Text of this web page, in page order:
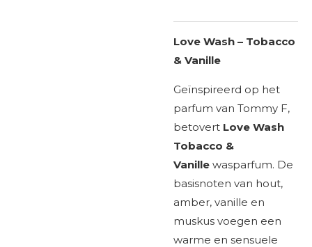
Love Wash – Tobacco
& Vanille
Geïnspireerd op het
parfum van Tommy F,
betovert Love Wash
Tobacco &
Vanille wasparfum. De
basisnoten van hout,
amber, vanille en
muskus voegen een
warme en sensuele